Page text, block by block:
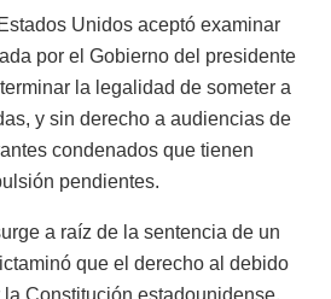
Unidos aceptó examinar
por el Gobierno del presidente
la legalidad de someter a
y sin derecho a audiencias de
condenados que tienen
pendientes.
a raíz de la sentencia de un
que el derecho al debido
Constitución estadounidense,